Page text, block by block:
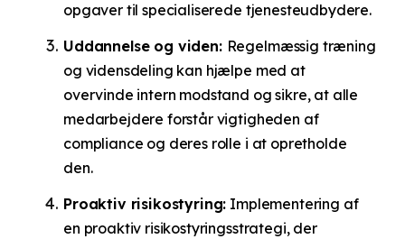
opgaver til specialiserede tjenesteudbydere.
Uddannelse og viden: Regelmæssig træning
og vidensdeling kan hjælpe med at
overvinde intern modstand og sikre, at alle
medarbejdere forstår vigtigheden af
compliance og deres rolle i at opretholde
den.
Proaktiv risikostyring: Implementering af
en proaktiv risikostyringsstrategi, der